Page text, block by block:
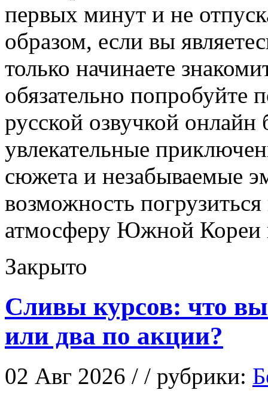
первых минут и не
образом, если вы
только начинаете
обязательно попробуйте
русской озвучкой
увлекательные
сюжета и незабываемые
возможность
атмосферу Южной Кореи
Закрыто
Сливы курсов: что
или два по акции?
02 Авг 2026 / / рубрики: